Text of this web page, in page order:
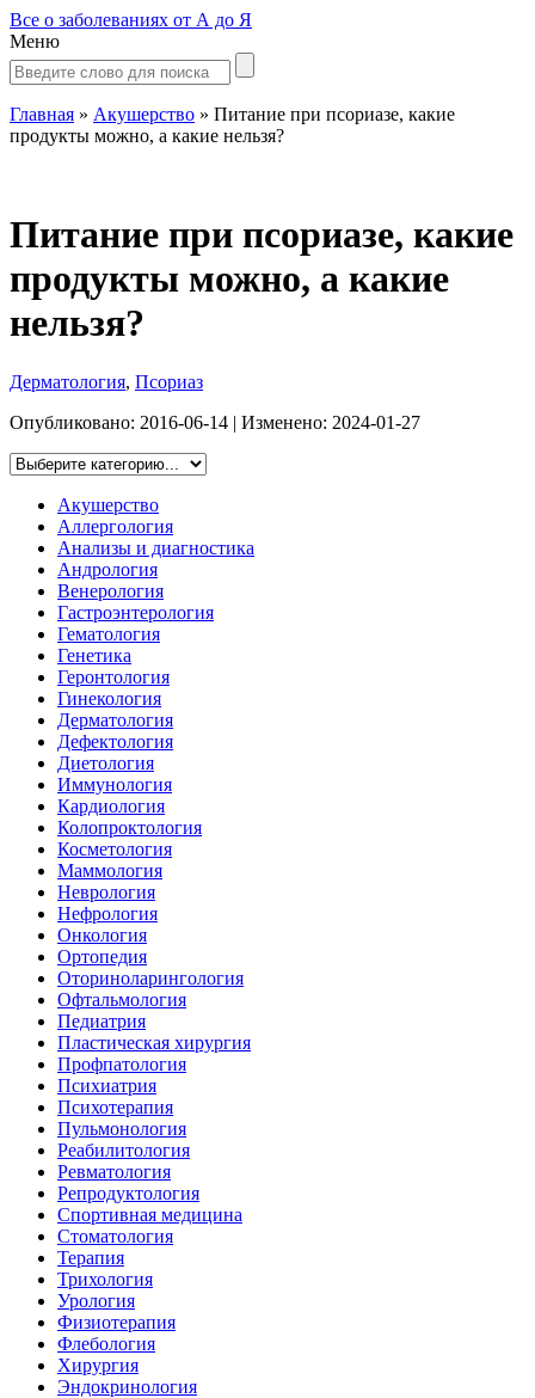
Все о заболеваниях от А до Я
Меню
Главная » Акушерство » Питание при псориазе, какие
продукты можно, а какие нельзя?
Питание при псориазе, какие
продукты можно, а какие
нельзя?
Дерматология, Псориаз
Опубликовано: 2016-06-14 | Изменено: 2024-01-27
Акушерство
Аллергология
Анализы и диагностика
Андрология
Венерология
Гастроэнтерология
Гематология
Генетика
Геронтология
Гинекология
Дерматология
Дефектология
Диетология
Иммунология
Кардиология
Колопроктология
Косметология
Маммология
Неврология
Нефрология
Онкология
Ортопедия
Оториноларингология
Офтальмология
Педиатрия
Пластическая хирургия
Профпатология
Психиатрия
Психотерапия
Пульмонология
Реабилитология
Ревматология
Репродуктология
Спортивная медицина
Стоматология
Терапия
Трихология
Урология
Физиотерапия
Флебология
Хирургия
Эндокринология